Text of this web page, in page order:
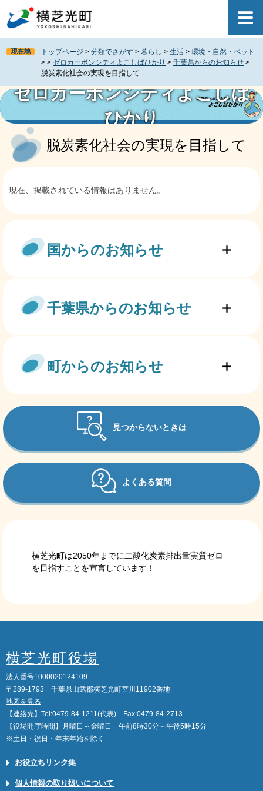
ジ
先
す
。
ュ
を
し
て
本
現在地 トップページ > 分類でさがす > 暮らし > 生活 > 環境・自然・ペット
> > ゼロカーボンシティよこしばひかり > 千葉県からのお知らせ >
脱炭素化社会の実現を目指して
ゼロカーボンシティよこしば
ひかり
脱炭素化社会の実現を目指して
現在、掲載されている情報はありません。
国からのお知らせ
千葉県からのお知らせ
町からのお知らせ
見つからないときは
よくある質問
横芝光町は2050年までに二酸化炭素排出量実質ゼロ
を目指すことを宣言しています！
横芝光町役場
法人番号1000020124109
〒289-1793 千葉県山武郡横芝光町宮川11902番地
地図を見る
【連絡先】Tel:0479-84-1211(代表) Fax:0479-84-2713
【役場開庁時間】月曜日～金曜日 午前8時30分～午後5時15分
※土日・祝日・年末年始を除く
お役立ちリンク集
個人情報の取り扱いについて